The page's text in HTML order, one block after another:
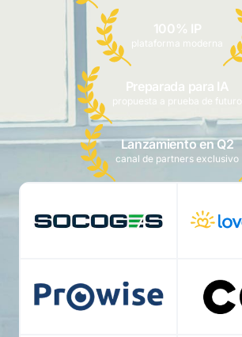
100% IP
plataforma moderna
Preparada para IA
propuesta a prueba de futuro
Lanzamiento en Q2
canal de partners exclusivo